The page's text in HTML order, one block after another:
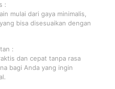
:
mulai dari gaya minimalis,
bisa disesuaikan dengan
:
dan cepat tanpa rasa
bagi Anda yang ingin